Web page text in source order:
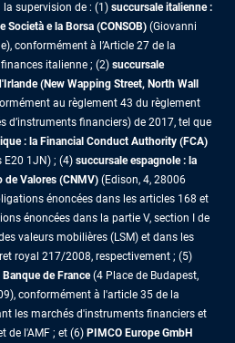
supervision de : (1) succursale italienne :
Società e la Borsa (CONSOB) (Giovanni
conformément à l’Article 27 de la
italienne ; (2) succursale
(New Wapping Street, North Wall
au règlement 43 du règlement
d’instruments financiers) de 2017, tel que
: la Financial Conduct Authority (FCA)
E20 1JN) ; (4) succursale espagnole : la
de Valores (CNMV) (Edison, 4, 28006
énoncées dans les articles 168 et
énoncées dans la partie V, section I de
valeurs mobilières (LSM) et dans les
royal 217/2008, respectivement ; (5)
de France(4 Place de Budapest,
conformément à l'article 35 de la
les marchés d'instruments financiers et
de l'AMF ; et (6) PIMCO Europe GmbH